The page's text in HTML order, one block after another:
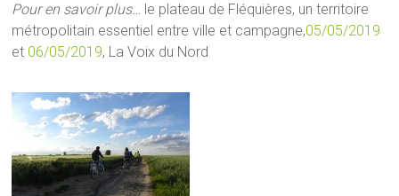
Pour en savoir plus… le plateau de Fléquières, un territoire
métropolitain essentiel entre ville et campagne,05/05/2019
et 06/05/2019, La Voix du Nord